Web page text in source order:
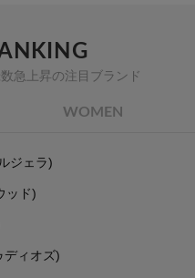
急上昇の注目ブランド
WOMEN
ジェラ)
ッド)
ディオズ)